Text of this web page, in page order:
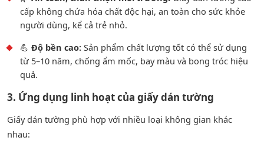
cấp không chứa hóa chất độc hại, an toàn cho sức khỏe
người dùng, kể cả trẻ nhỏ.
💪 Độ bền cao: Sản phẩm chất lượng tốt có thể sử dụng
từ 5–10 năm, chống ẩm mốc, bay màu và bong tróc hiệu
quả.
3. Ứng dụng linh hoạt của giấy dán tường
Giấy dán tường phù hợp với nhiều loại không gian khác
nhau: